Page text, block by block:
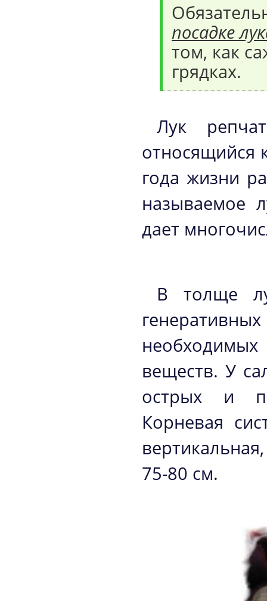
посадке
том, как
грядках.
Лук
относящийся
года жизни
называемое
дает
В толще
веществ. У
острых и
Корневая
75-80 см.